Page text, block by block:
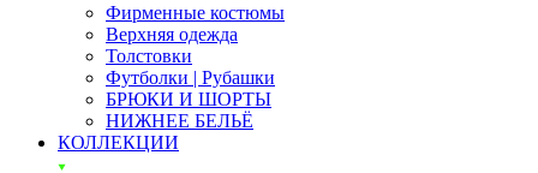
Фирменные костюмы
Верхняя одежда
Толстовки
Футболки | Рубашки
БРЮКИ И ШОРТЫ
НИЖНЕЕ БЕЛЬЁ
КОЛЛЕКЦИИ